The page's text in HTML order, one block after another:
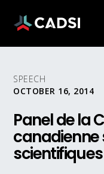
SPEECH
OCTOBER 16, 2014
Panel de la
canadienne
scientifiques